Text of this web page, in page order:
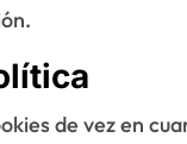
de vez en